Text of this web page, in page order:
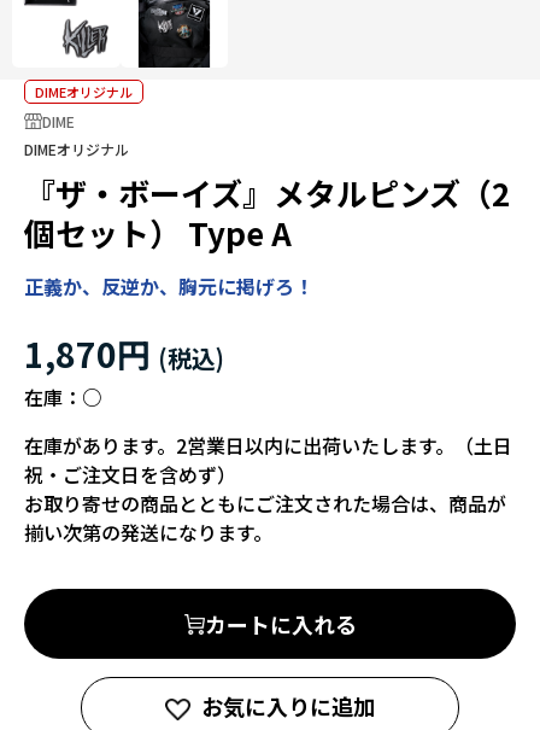
DIMEオリジナル
DIME
DIMEオリジナル
『ザ・ボーイズ』メタルピンズ（2
個セット） Type A
正義か、反逆か、胸元に掲げろ！
1,870円
在庫： ○
在庫があります。2営業日以内に出荷いたします。（土日
祝・ご注文日を含めず）
お取り寄せの商品とともにご注文された場合は、商品が
揃い次第の発送になります。
カートに入れる
お気に入りに追加